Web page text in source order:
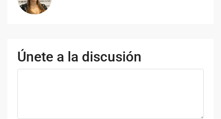
Únete a la discusión